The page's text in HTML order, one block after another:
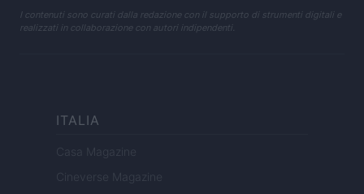
I contenuti sono curati dalla redazione con il supporto di strumenti digitali e
realizzati in collaborazione con autori indipendenti.
ITALIA
Casa Magazine
Cineverse Magazine